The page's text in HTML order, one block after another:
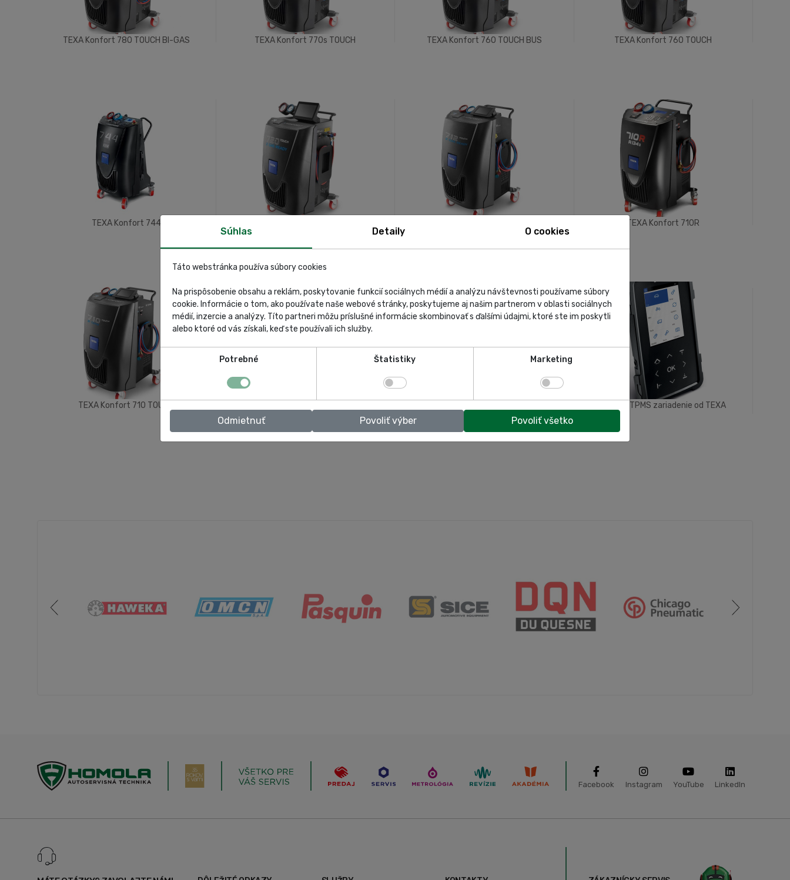
TEXA Konfort 780 TOUCH BI-GAS TEXA Konfort 770s TOUCH TEXA Konfort 760 TOUCH BUS TEXA Konfort 760 TOUCH
TEXA Konfort 744 TEXA Konfort 710R
TEXA Konfort 710 TOUCH TPS2 - TPMS zariadenie od TEXA
Facebook Instagram YouTube LinkedIn
Súhlas Detaily O cookies
Táto webstránka používa súbory cookies
Na prispôsobenie obsahu a reklám, poskytovanie funkcií sociálnych médií a analýzu návštevnosti používame súbory
cookie. Informácie o tom, ako používate naše webové stránky, poskytujeme aj našim partnerom v oblasti sociálnych
médií, inzercie a analýzy. Títo partneri môžu príslušné informácie skombinovať s ďalšími údajmi, ktoré ste im poskytli
alebo ktoré od vás získali, keď ste používali ich služby.
Potrebné Štatistiky Marketing
Odmietnuť Povoliť výber Povoliť všetko